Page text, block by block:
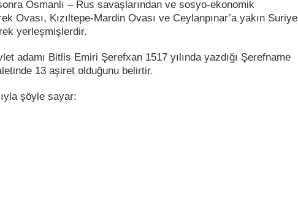
Osmanlı – Rus savaşlarından ve sosyo-ekonomik
Ovası, Kızıltepe-Mardin Ovası ve Ceylanpınar’a yakın Suriye
yerleşmişlerdir.
adamı Bitlis Emiri Şerefxan 1517 yılında yazdığı Şerefname
13 aşiret olduğunu belirtir.
şöyle sayar: